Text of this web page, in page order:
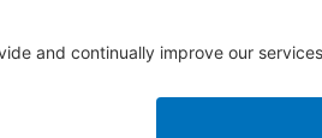
reserved.